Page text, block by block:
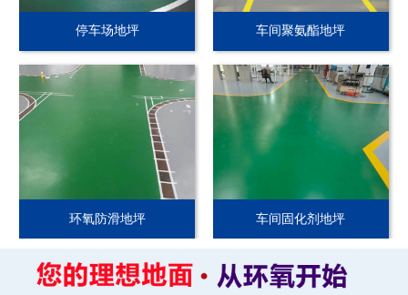
停车场地坪 车间聚氨酯地坪
环氧防滑地坪 车间固化剂地坪